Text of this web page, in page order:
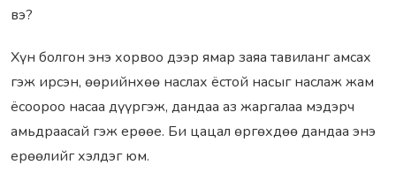
вэ?
Хүн болгон энэ хорвоо дээр ямар заяа тавиланг амсах
гэж ирсэн, өөрийнхөө наслах ёстой насыг наслаж жам
ёсоороо насаа дүүргэж, дандаа аз жаргалаа мэдэрч
амьдраасай гэж ерөөе. Би цацал өргөхдөө дандаа энэ
ерөөлийг хэлдэг юм.